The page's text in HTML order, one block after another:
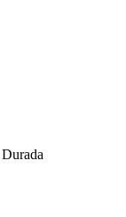
Durada